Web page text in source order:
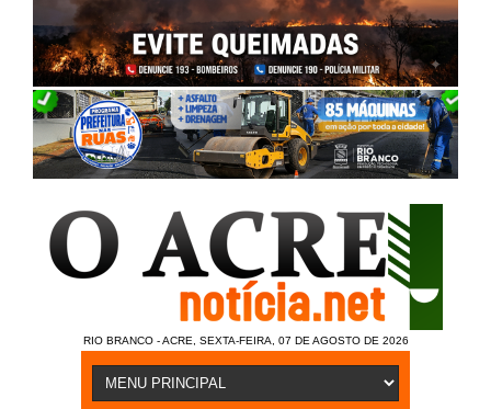
RIO BRANCO - ACRE, SEXTA-FEIRA, 07 DE AGOSTO DE 2026